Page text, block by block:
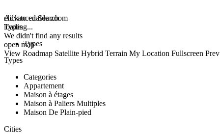
click to enable zoom
loading...
We didn't find any results
open map
View Roadmap Satellite Hybrid Terrain My Location Fullscreen Prev
Advanced Search
Types
Types
Types
Categories
Appartement
Maison à étages
Maison à Paliers Multiples
Maison De Plain-pied
Cities